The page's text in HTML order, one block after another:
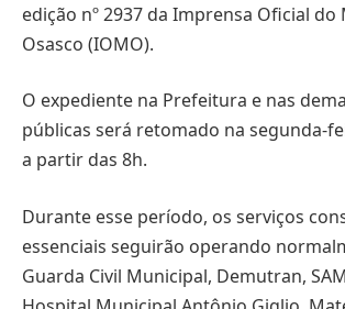
edição nº 2937 da Imprensa Oficial
Osasco (IOMO).
O expediente na Prefeitura e nas
públicas será retomado na segunda-
a partir das 8h.
Durante esse período, os serviços
essenciais seguirão operando
Guarda Civil Municipal, Demutran,